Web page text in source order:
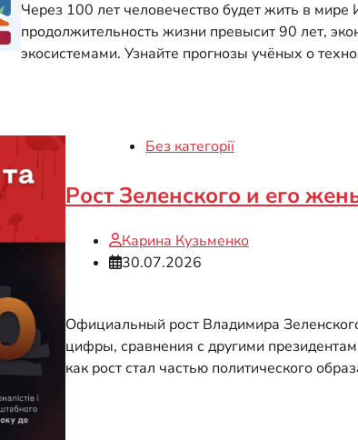
Через 100 лет человечество будет жить в
продолжительность жизни превысит 90 лет,
экосистемами. Узнайте прогнозы учёных о
Без категорії
Рост Зеленского и его
Карина Кузьменко
30.07.2026
Официальный рост Владимира
цифры, сравнения с другими
как рост стал частью политического